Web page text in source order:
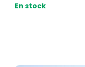
En stock